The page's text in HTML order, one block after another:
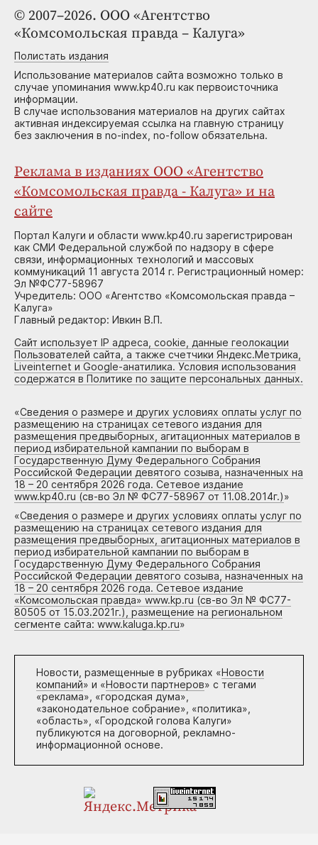
© 2007–2026. ООО «Агентство
«Комсомольская правда – Калуга»
Полистать издания
Использование материалов сайта возможно только в
случае упоминания www.kp40.ru как первоисточника
информации.
В случае использования материалов на других сайтах
активная индексируемая ссылка на главную страницу
без заключения в no-index, no-follow обязательна.
Реклама в изданиях ООО «Агентство
«Комсомольская правда - Калуга» и на
сайте
Портал Калуги и области www.kp40.ru зарегистрирован
как СМИ Федеральной службой по надзору в сфере
связи, информационных технологий и массовых
коммуникаций 11 августа 2014 г. Регистрационный номер:
Эл №ФС77-58967
Учредитель: ООО «Агентство «Комсомольская правда –
Калуга»
Главный редактор: Ивкин В.П.
Сайт использует IP адреса, cookie, данные геолокации
Пользователей сайта, а также счетчики Яндекс.Метрика,
Liveinternet и Google-анатилика. Условия использования
содержатся в Политике по защите персональных данных.
«Сведения о размере и других условиях оплаты услуг по
размещению на страницах сетевого издания для
размещения предвыборных, агитационных материалов в
период избирательной кампании по выборам в
Государственную Думу Федерального Собрания
Российской Федерации девятого созыва, назначенных на
18 – 20 сентября 2026 года. Сетевое издание
www.kp40.ru (св-во Эл № ФС77-58967 от 11.08.2014г.)»
«Сведения о размере и других условиях оплаты услуг по
размещению на страницах сетевого издания для
размещения предвыборных, агитационных материалов в
период избирательной кампании по выборам в
Государственную Думу Федерального Собрания
Российской Федерации девятого созыва, назначенных на
18 – 20 сентября 2026 года. Сетевое издание
«Комсомольская правда» www.kp.ru (св-во Эл № ФС77-
80505 от 15.03.2021г.), размещение на региональном
сегменте сайта: www.kaluga.kp.ru»
Новости, размещенные в рубриках «Новости
компаний» и «Новости партнеров» с тегами
«реклама», «городская дума»,
«законодательное собрание», «политика»,
«область», «Городской голова Калуги»
публикуются на договорной, рекламно-
информационной основе.